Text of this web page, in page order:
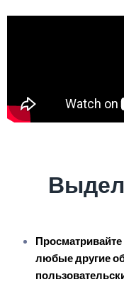
любые другие